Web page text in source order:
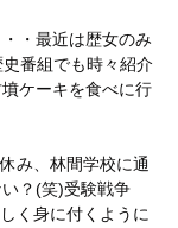
・最近は歴女のみ
番組でも時々紹介
ケーキを食べに行
み、林間学校に通
？(笑)受験戦争
く身に付くように